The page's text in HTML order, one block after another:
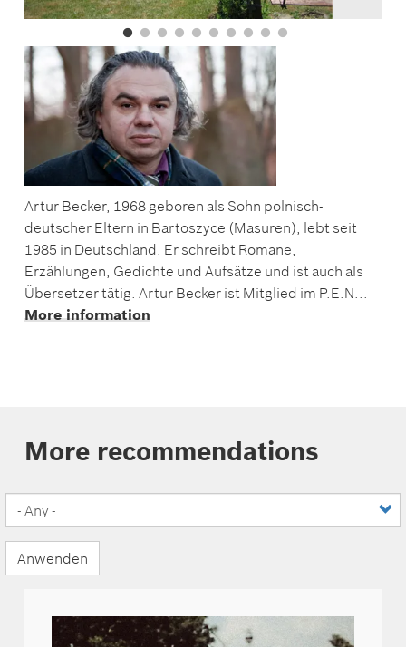
Artur Becker, 1968 geboren als Sohn polnisch-
deutscher Eltern in Bartoszyce (Masuren), lebt seit
1985 in Deutschland. Er schreibt Romane,
Erzählungen, Gedichte und Aufsätze und ist auch als
Übersetzer tätig. Artur Becker ist Mitglied im P.E.N...
More information
More recommendations
Anwenden